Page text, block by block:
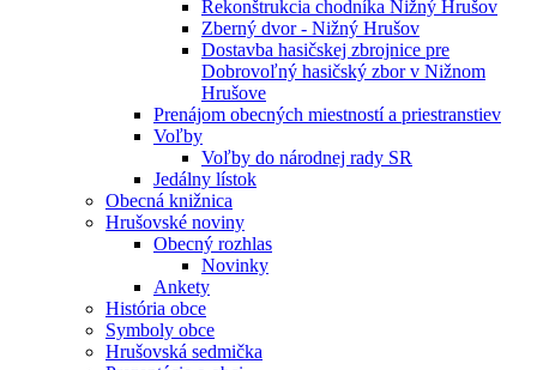
Rekonštrukcia chodníka Nižný Hrušov
Zberný dvor - Nižný Hrušov
Dostavba hasičskej zbrojnice pre
Dobrovoľný hasičský zbor v Nižnom
Hrušove
Prenájom obecných miestností a priestranstiev
Voľby
Voľby do národnej rady SR
Jedálny lístok
Obecná knižnica
Hrušovské noviny
Obecný rozhlas
Novinky
Ankety
História obce
Symboly obce
Hrušovská sedmička